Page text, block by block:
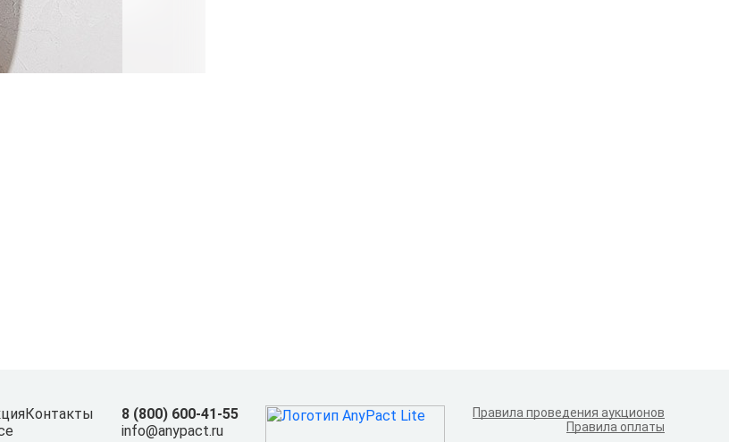
Контакты
8 (800) 600-41-55
info@anypact.ru
Правила проведения аукционов
Правила оплаты